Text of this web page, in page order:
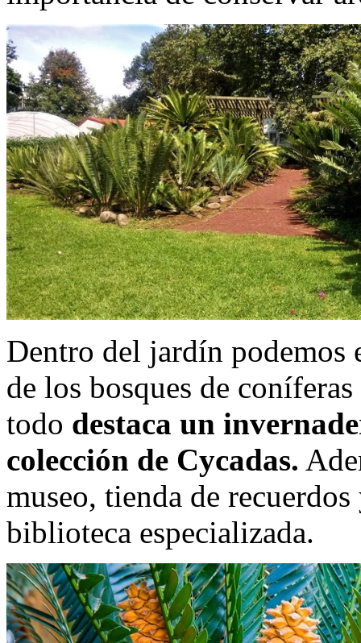
Dentro del jardín podemos
de los bosques de
todo destaca un
colección de Cycadas.
museo, tienda de
biblioteca especializada.